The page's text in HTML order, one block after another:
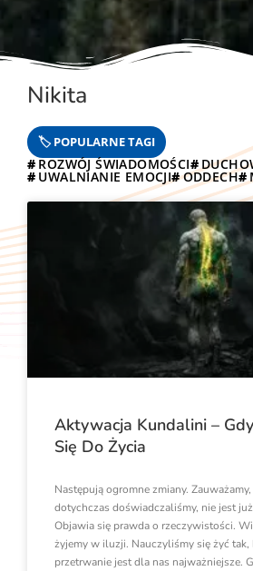
Nikita
ROZWÓJ ŚWIADOMOŚCI
UWALNIANIE EMOCJI ODDECH
Aktywacja Kundalini –
Się Do Życia
Następują ogromne zmiany.
dotychczas doświadczaliśmy, nie jest
Objawia się prawda o rzeczywistości.
żyjemy w iluzji. Nauczyliśmy się żyć tak,
przetrwanie jest dla nas najważniejsze.